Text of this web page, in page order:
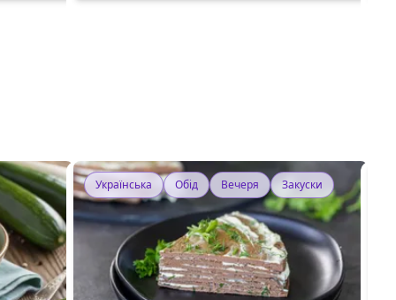
Українська Обід Вечеря Закуски